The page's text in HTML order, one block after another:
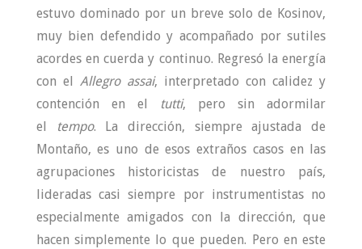
estuvo dominado por un breve solo de Kosinov,
muy bien defendido y acompañado por sutiles
acordes en cuerda y continuo. Regresó la energía
con el Allegro assai, interpretado con calidez y
contención en el
tutti, pero sin adormilar
el
tempo. La dirección, siempre ajustada de
Montaño, es uno de esos extraños casos en las
agrupaciones historicistas de nuestro país,
lideradas casi siempre por instrumentistas no
especialmente amigados con la dirección, que
hacen simplemente lo que pueden. Pero en este